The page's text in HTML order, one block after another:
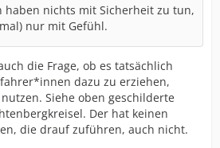
haben nichts mit Sicherheit zu tun,
nur mit Gefühl.
die Frage, ob es tatsächlich
dazu zu erziehen,
Siehe oben geschilderte
Der hat keinen
die drauf zuführen, auch nicht.